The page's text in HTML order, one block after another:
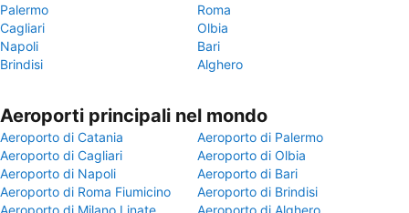
Palermo
Roma
Cagliari
Olbia
Napoli
Bari
Brindisi
Alghero
Aeroporti principali nel mondo
Aeroporto di Catania
Aeroporto di Palermo
Aeroporto di Cagliari
Aeroporto di Olbia
Aeroporto di Napoli
Aeroporto di Bari
Aeroporto di Roma Fiumicino
Aeroporto di Brindisi
Aeroporto di Milano Linate
Aeroporto di Alghero